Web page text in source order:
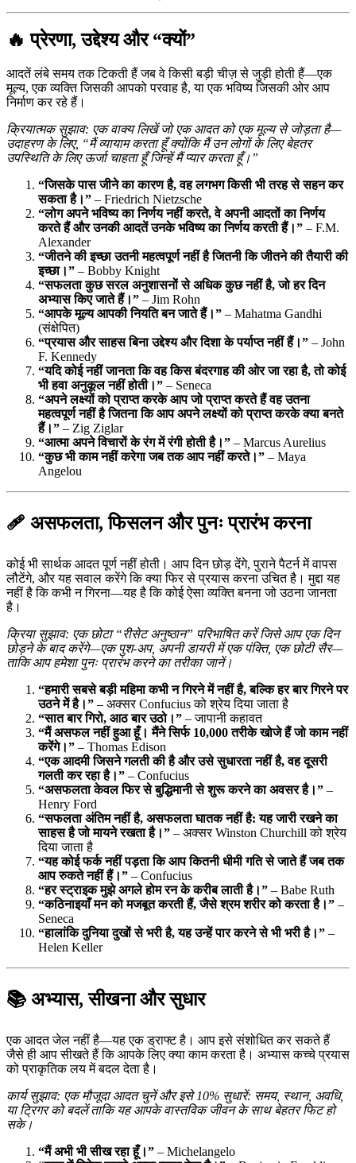
🔥 प्रेरणा, उद्देश्य और “क्यों”
आदतें लंबे समय तक टिकती हैं जब वे किसी बड़ी चीज़ से जुड़ी होती हैं—एक
मूल्य, एक व्यक्ति जिसकी आपको परवाह है, या एक भविष्य जिसकी ओर आप
निर्माण कर रहे हैं।
क्रियात्मक सुझाव: एक वाक्य लिखें जो एक आदत को एक मूल्य से जोड़ता है—
उदाहरण के लिए, “मैं व्यायाम करता हूँ क्योंकि मैं उन लोगों के लिए बेहतर
उपस्थिति के लिए ऊर्जा चाहता हूँ जिन्हें मैं प्यार करता हूँ।”
“जिसके पास जीने का कारण है, वह लगभग किसी भी तरह से सहन कर
सकता है।” – Friedrich Nietzsche
“लोग अपने भविष्य का निर्णय नहीं करते, वे अपनी आदतों का निर्णय
करते हैं और उनकी आदतें उनके भविष्य का निर्णय करती हैं।” – F.M.
Alexander
“जीतने की इच्छा उतनी महत्वपूर्ण नहीं है जितनी कि जीतने की तैयारी की
इच्छा।” – Bobby Knight
“सफलता कुछ सरल अनुशासनों से अधिक कुछ नहीं है, जो हर दिन
अभ्यास किए जाते हैं।” – Jim Rohn
“आपके मूल्य आपकी नियति बन जाते हैं।” – Mahatma Gandhi
(संक्षेपित)
“प्रयास और साहस बिना उद्देश्य और दिशा के पर्याप्त नहीं हैं।” – John
F. Kennedy
“यदि कोई नहीं जानता कि वह किस बंदरगाह की ओर जा रहा है, तो कोई
भी हवा अनुकूल नहीं होती।” – Seneca
“अपने लक्ष्यों को प्राप्त करके आप जो प्राप्त करते हैं वह उतना
महत्वपूर्ण नहीं है जितना कि आप अपने लक्ष्यों को प्राप्त करके क्या बनते
हैं।” – Zig Ziglar
“आत्मा अपने विचारों के रंग में रंगी होती है।” – Marcus Aurelius
“कुछ भी काम नहीं करेगा जब तक आप नहीं करते।” – Maya
Angelou
🩹 असफलता, फिसलन और पुनः प्रारंभ करना
कोई भी सार्थक आदत पूर्ण नहीं होती। आप दिन छोड़ देंगे, पुराने पैटर्न में वापस
लौटेंगे, और यह सवाल करेंगे कि क्या फिर से प्रयास करना उचित है। मुद्दा यह
नहीं है कि कभी न गिरना—यह है कि कोई ऐसा व्यक्ति बनना जो उठना जानता
है।
क्रिया सुझाव: एक छोटा “रीसेट अनुष्ठान” परिभाषित करें जिसे आप एक दिन
छोड़ने के बाद करेंगे—एक पुश‑अप, अपनी डायरी में एक पंक्ति, एक छोटी सैर—
ताकि आप हमेशा पुनः प्रारंभ करने का तरीका जानें।
“हमारी सबसे बड़ी महिमा कभी न गिरने में नहीं है, बल्कि हर बार गिरने पर
उठने में है।” – अक्सर Confucius को श्रेय दिया जाता है
“सात बार गिरो, आठ बार उठो।” – जापानी कहावत
“मैं असफल नहीं हुआ हूँ। मैंने सिर्फ 10,000 तरीके खोजे हैं जो काम नहीं
करेंगे।” – Thomas Edison
“एक आदमी जिसने गलती की है और उसे सुधारता नहीं है, वह दूसरी
गलती कर रहा है।” – Confucius
“असफलता केवल फिर से बुद्धिमानी से शुरू करने का अवसर है।” –
Henry Ford
“सफलता अंतिम नहीं है, असफलता घातक नहीं है: यह जारी रखने का
साहस है जो मायने रखता है।” – अक्सर Winston Churchill को श्रेय
दिया जाता है
“यह कोई फर्क नहीं पड़ता कि आप कितनी धीमी गति से जाते हैं जब तक
आप रुकते नहीं हैं।” – Confucius
“हर स्ट्राइक मुझे अगले होम रन के करीब लाती है।” – Babe Ruth
“कठिनाइयाँ मन को मजबूत करती हैं, जैसे श्रम शरीर को करता है।” –
Seneca
“हालांकि दुनिया दुखों से भरी है, यह उन्हें पार करने से भी भरी है।” –
Helen Keller
📚 अभ्यास, सीखना और सुधार
एक आदत जेल नहीं है—यह एक ड्राफ्ट है। आप इसे संशोधित कर सकते हैं
जैसे ही आप सीखते हैं कि आपके लिए क्या काम करता है। अभ्यास कच्चे प्रयास
को प्राकृतिक लय में बदल देता है।
कार्य सुझाव: एक मौजूदा आदत चुनें और इसे 10% सुधारें: समय, स्थान, अवधि,
या ट्रिगर को बदलें ताकि यह आपके वास्तविक जीवन के साथ बेहतर फिट हो
सके।
“मैं अभी भी सीख रहा हूँ।” – Michelangelo